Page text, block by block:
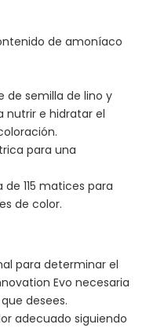
de amoníaco
de semilla de lino y
nutrir e hidratar el
para una
115 matices para
de color.
para determinar el
Evo necesaria
desees.
adecuado siguiendo